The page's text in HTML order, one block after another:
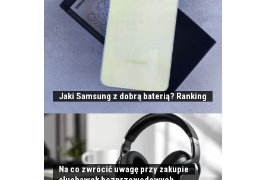
Jaki Samsung z dobrą baterią? Ranking
Na co zwrócić uwagę przy zakupie